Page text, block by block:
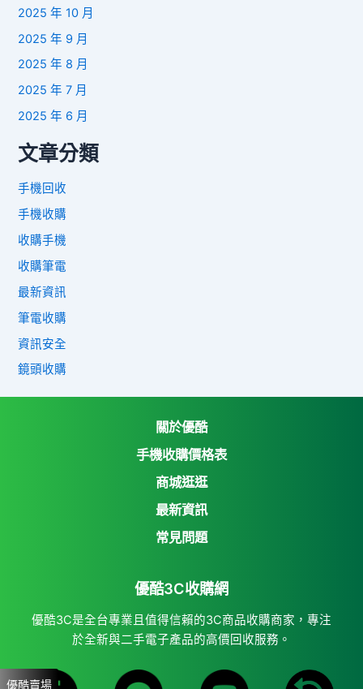
2025 年 10 月
2025 年 9 月
2025 年 8 月
2025 年 7 月
2025 年 6 月
文章分類
手機回收
手機收購
收購手機
收購筆電
最新資訊
筆電收購
資訊安全
鏡頭收購
關於優酷
手機收購價格表
商城逛逛
優酷3C收購網
Yahoo購物中心
7-11 i open mall
蝦皮購物
最新資訊
常見問題
優酷3C收購網
優酷3C是全台專業且值得信賴的3C商品收購商家，專注
於全新與二手電子產品的高價回收服務。
優酷賣場